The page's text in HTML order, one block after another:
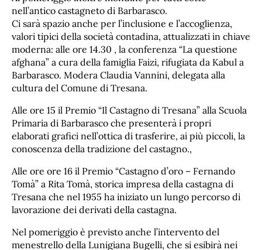
nell’antico castagneto di Barbarasco.
Ci sarà spazio anche per l’inclusione e l’accoglienza,
valori tipici della società contadina, attualizzati in chiave
moderna: alle ore 14.30 , la conferenza “La questione
afghana” a cura della famiglia Faizi, rifugiata da Kabul a
Barbarasco. Modera Claudia Vannini, delegata alla
cultura del Comune di Tresana.
Alle ore 15 il Premio “Il Castagno di Tresana” alla Scuola
Primaria di Barbarasco che presenterà i propri
elaborati grafici nell’ottica di trasferire, ai più piccoli, la
conoscenza della tradizione del castagno.,
Alle ore ore 16 il Premio “Castagno d’oro – Fernando
Tomà” a Rita Tomà, storica impresa della castagna di
Tresana che nel 1955 ha iniziato un lungo percorso di
lavorazione dei derivati della castagna.
Nel pomeriggio è previsto anche l’intervento del
menestrello della Lunigiana Bugelli, che si esibirà nei